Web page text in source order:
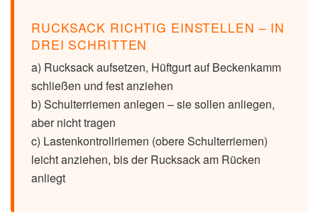
RUCKSACK RICHTIG EINSTELLEN – IN
DREI SCHRITTEN
a) Rucksack aufsetzen, Hüftgurt auf Beckenkamm
schließen und fest anziehen
b) Schulterriemen anlegen – sie sollen anliegen,
aber nicht tragen
c) Lastenkontrollriemen (obere Schulterriemen)
leicht anziehen, bis der Rucksack am Rücken
anliegt